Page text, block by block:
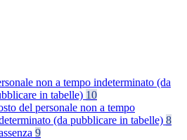
non a tempo indeterminato (da
in tabelle) 10
del personale non a tempo
(da pubblicare in tabelle) 8
9